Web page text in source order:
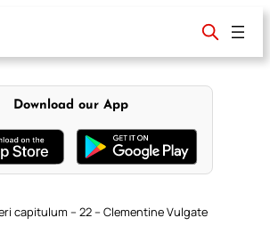
Download our App
capitulum – 22 – Clementine Vulgate